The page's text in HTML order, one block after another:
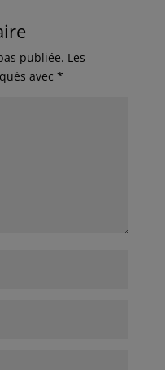
publiée. Les
avec *